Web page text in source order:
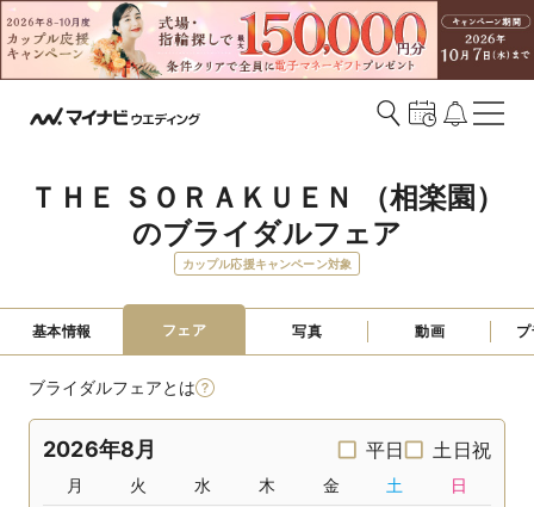
ＴＨＥ ＳＯＲＡＫＵＥＮ （相楽園）
のブライダルフェア
カップル応援キャンペーン対象
基本情報 フェア 写真 動画
ブライダルフェアとは
2026年8月 平日 土日祝
月 火 水 木 金 土 日